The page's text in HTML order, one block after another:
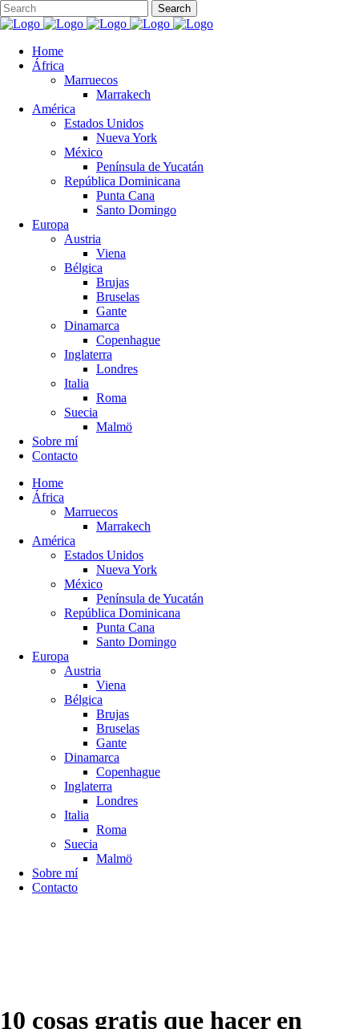
Home
África
Marruecos
Marrakech
América
Estados Unidos
Nueva York
México
Península de Yucatán
República Dominicana
Punta Cana
Santo Domingo
Europa
Austria
Viena
Bélgica
Brujas
Bruselas
Gante
Dinamarca
Copenhague
Inglaterra
Londres
Italia
Roma
Suecia
Malmö
Sobre mí
Contacto
Home
África
Marruecos
Marrakech
América
Estados Unidos
Nueva York
México
Península de Yucatán
República Dominicana
Punta Cana
Santo Domingo
Europa
Austria
Viena
Bélgica
Brujas
Bruselas
Gante
Dinamarca
Copenhague
Inglaterra
Londres
Italia
Roma
Suecia
Malmö
Sobre mí
Contacto
10 cosas gratis que hacer en